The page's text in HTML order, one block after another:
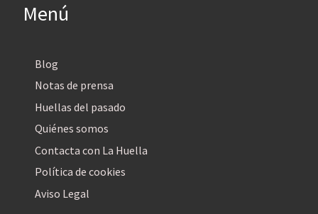
Menú
Blog
Notas de prensa
Huellas del pasado
Quiénes somos
Contacta con La Huella
Política de cookies
Aviso Legal